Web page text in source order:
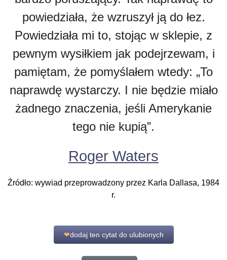
powiedziała, że wzruszył ją do łez.
Powiedziała mi to, stojąc w sklepie, z
pewnym wysiłkiem jak podejrzewam, i
pamiętam, że pomyślałem wtedy: „To
naprawdę wystarczy. I nie będzie miało
żadnego znaczenia, jeśli Amerykanie
tego nie kupią”.
Roger Waters
Źródło: wywiad przeprowadzony przez Karla Dallasa, 1984
r.
❤dodaj ten cytat do ulubionych